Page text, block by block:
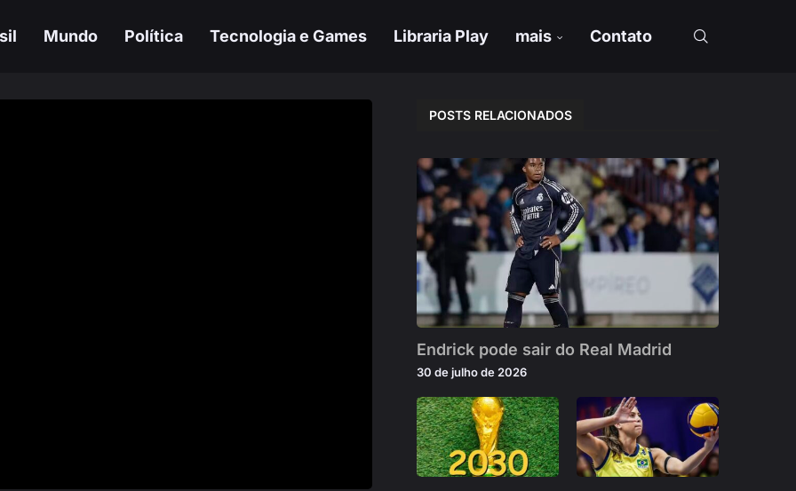
Mundo Política Tecnologia e Games Libraria Play mais Contato
POSTS RELACIONADOS
Endrick pode sair do Real Madrid
30 de julho de 2026